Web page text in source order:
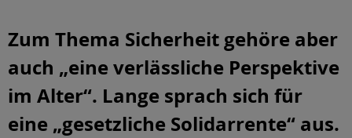
Zum Thema Sicherheit gehöre aber
auch „eine verlässliche Perspektive
im Alter“. Lange sprach sich für
eine „gesetzliche Solidarrente“ aus.